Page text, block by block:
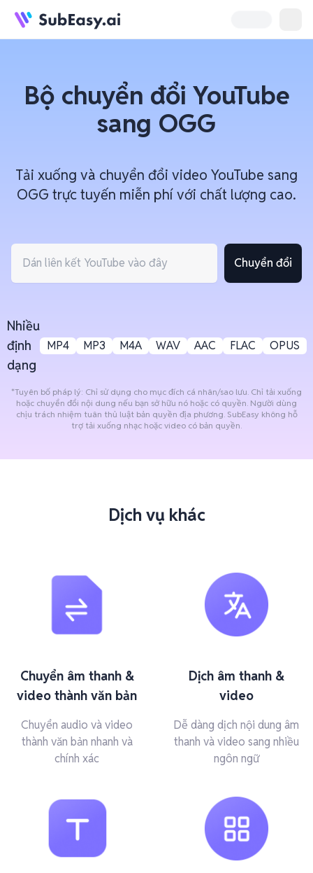
Bộ chuyển đổi YouTube
sang OGG
Tải xuống và chuyển đổi video YouTube sang
OGG trực tuyến miễn phí với chất lượng cao.
Chuyển đổi
Nhiều
định
dạng
MP4 MP3 M4A WAV AAC FLAC OPUS
*Tuyên bố pháp lý: Chỉ sử dụng cho mục đích cá nhân/sao lưu. Chỉ tải xuống
hoặc chuyển đổi nội dung nếu bạn sở hữu nó hoặc có quyền. Người dùng
chịu trách nhiệm tuân thủ luật bản quyền địa phương. SubEasy không hỗ
trợ tải xuống nhạc hoặc video có bản quyền.
Dịch vụ khác
Chuyển âm thanh &
video thành văn bản
Chuyển audio và video
thành văn bản nhanh và
chính xác
Dịch âm thanh &
video
Dễ dàng dịch nội dung âm
thanh và video sang nhiều
ngôn ngữ